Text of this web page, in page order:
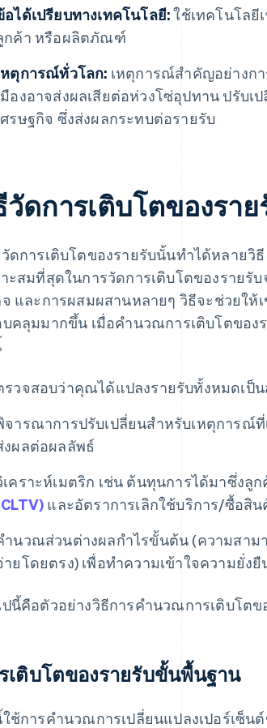
อได้เปรียบทางเทคโนโลยี:ใช้เทคโนโลยี
กค้า หรือผลิตภัณฑ์
หตุการณ์ทั่วโลก: เหตุการณ์สําคัญอย่างก
มืองอาจส่งผลเสียต่อห่วงโซ่อุปทาน ปรับ
ศรษฐกิจ ซึ่งส่งผลกระทบต่อรายรับ
วัดการเติบโตของราย
ดการเติบโตของรายรับนั้นทำได้หลาย
ะสมที่สุดในการวัดการเติบโตของรายรั
และการผสมผสานหลายๆ วิธีจะช่วยให้
คลุมมากขึ้น เมื่อคํานวณการเติบโตขอ
รวจสอบว่าคุณได้แปลงรายรับทั้งหมดเป็น
จารณาการปรับเปลี่ยนสําหรับเหตุการณ์
งผลต่อผลลัพธ์
เคราะห์เมตริก เช่น ต้นทุนการได้มาซึ่งลูก
และอัตราการเลิกใช้บริการ/ซื้อสิน
านวณส่วนต่างผลกําไรขั้นต้น (ความสาม
ายโดยตรง) เพื่อทําความเข้าใจความยั่ง
นี้คือตัวอย่างวิธีการคํานวณการเติบโตข
เติบโตของรายรับขั้นพื้นฐาน
ช้การคํานวณการเปลี่ยนแปลงเปอร์เซ็น